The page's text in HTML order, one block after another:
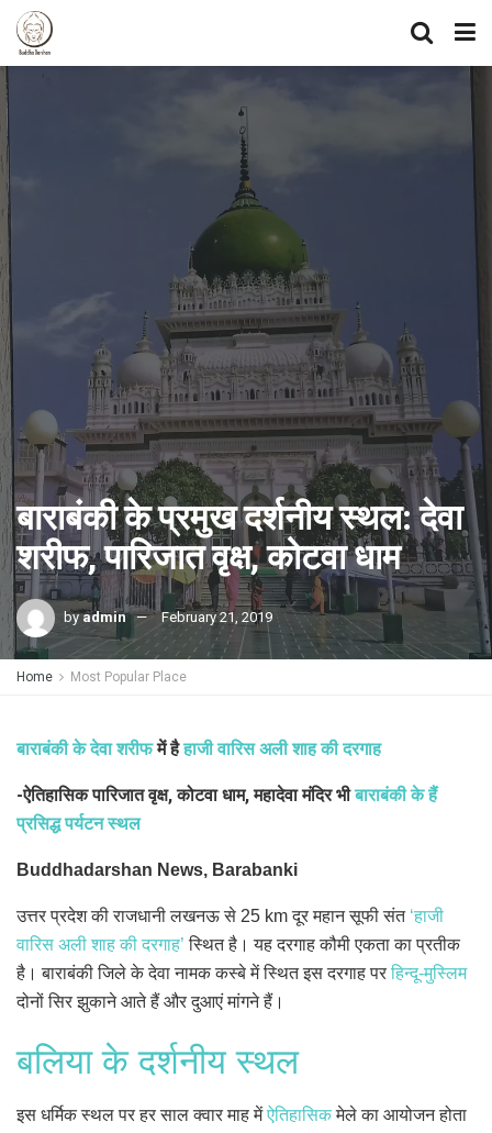
बाराबंकी के प्रमुख दर्शनीय स्थल: देवा
शरीफ, पारिजात वृक्ष, कोटवा धाम
by admin February 21, 2019
Home Most Popular Place
बाराबंकी के देवा शरीफमें हैहाजी वारिस अली शाह की दरगाह
-ऐतिहासिक पारिजात वृक्ष, कोटवा धाम, महादेवा मंदिर भीबाराबंकी के हैं
प्रसिद्ध पर्यटन स्थल
Buddhadarshan News, Barabanki
उत्तर प्रदेश की राजधानी लखनऊ से 25 km दूर महान सूफी संत ‘हाजी
वारिस अली शाह की दरगाह’ स्थित है। यह दरगाह कौमी एकता का प्रतीक
है। बाराबंकी जिले के देवा नामक कस्बे में स्थित इस दरगाह पर हिन्दू-मुस्लिम
दोनों सिर झुकाने आते हैं और दुआएं मांगने हैं।
बलिया के दर्शनीय स्थल
इस धर्मिक स्थल पर हर साल क्वार माह मेंऐतिहासिकमेले का आयोजन होता